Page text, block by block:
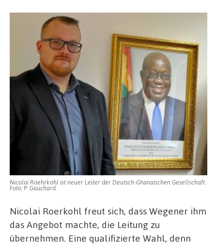
Nicolai Roehrkohl ist neuer Leiter der Deutsch-Ghanaischen Gesellschaft.
Foto: P. Gauchard
Nicolai Roerkohl freut sich, dass Wegener ihm
das Angebot machte, die Leitung zu
übernehmen. Eine qualifizierte Wahl, denn